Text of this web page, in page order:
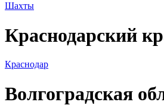
Шахты
Краснодарский
Краснодар
Волгоградская